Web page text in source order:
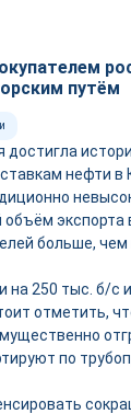
путём
достигла
нефти в
экспорта
больше, чем
на 250 тыс. б/с
отметить,
по